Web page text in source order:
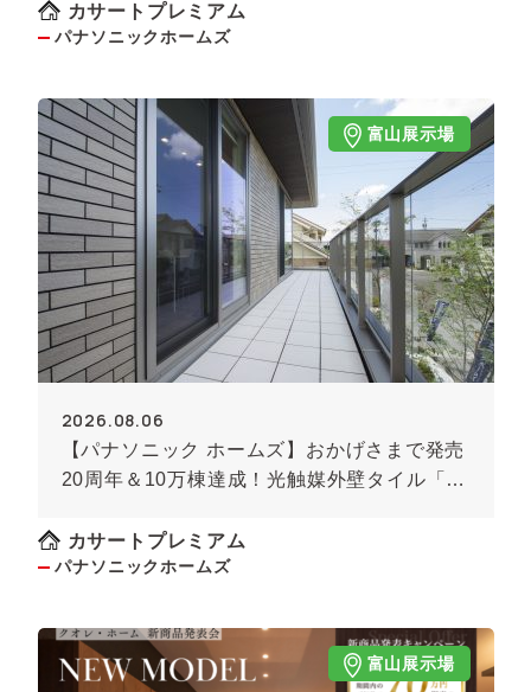
カサートプレミアム
パナソニックホームズ
富山展示場
2026.08.06
【パナソニック ホームズ】おかげさまで発売
20周年＆10万棟達成！光触媒外壁タイル「キ
カサートプレミアム
パナソニックホームズ
富山展示場